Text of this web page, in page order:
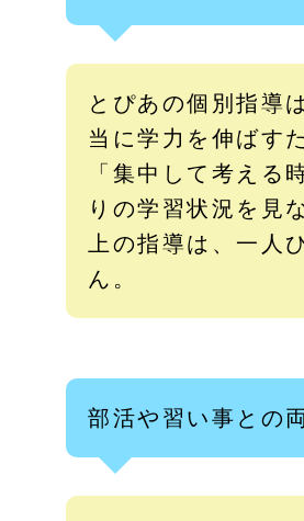
とぴあの個別指導
当に学力を伸ばす
「集中して考える
りの学習状況を見
上の指導は、一人
ん。
部活や習い事との